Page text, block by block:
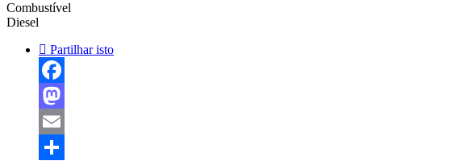
Combustível
Diesel
Partilhar isto
Facebook
Mastodon
Email